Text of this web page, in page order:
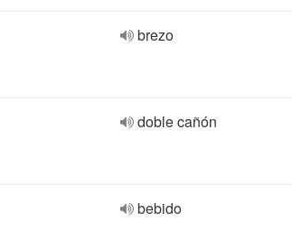
brezo
doble cañón
bebido